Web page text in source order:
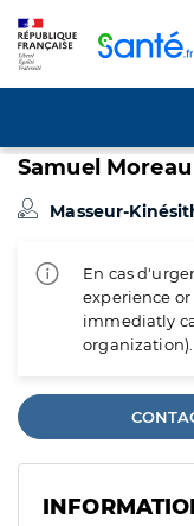
Samuel Moreau
Masseur-
En cas
experience
immediatly
organization).